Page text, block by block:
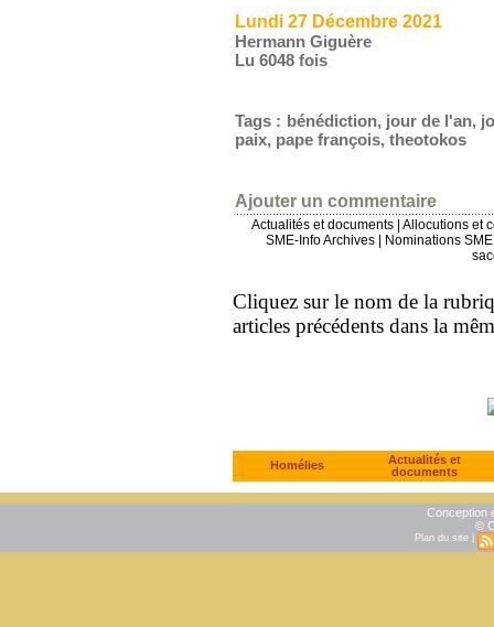
Lundi 27 Décembre 2021
Hermann Giguère
Lu 6048 fois
Tags : bénédiction, jour de l'an,
paix, pape françois,theotokos
Ajouter un commentaire
Actualités et documents
Allocutions et
SME-Info Archives
Nominations
Cliquez sur le nom de la
articles précédents dans la
Homélies
Actualités et
documents
Conception
©
Plan du site